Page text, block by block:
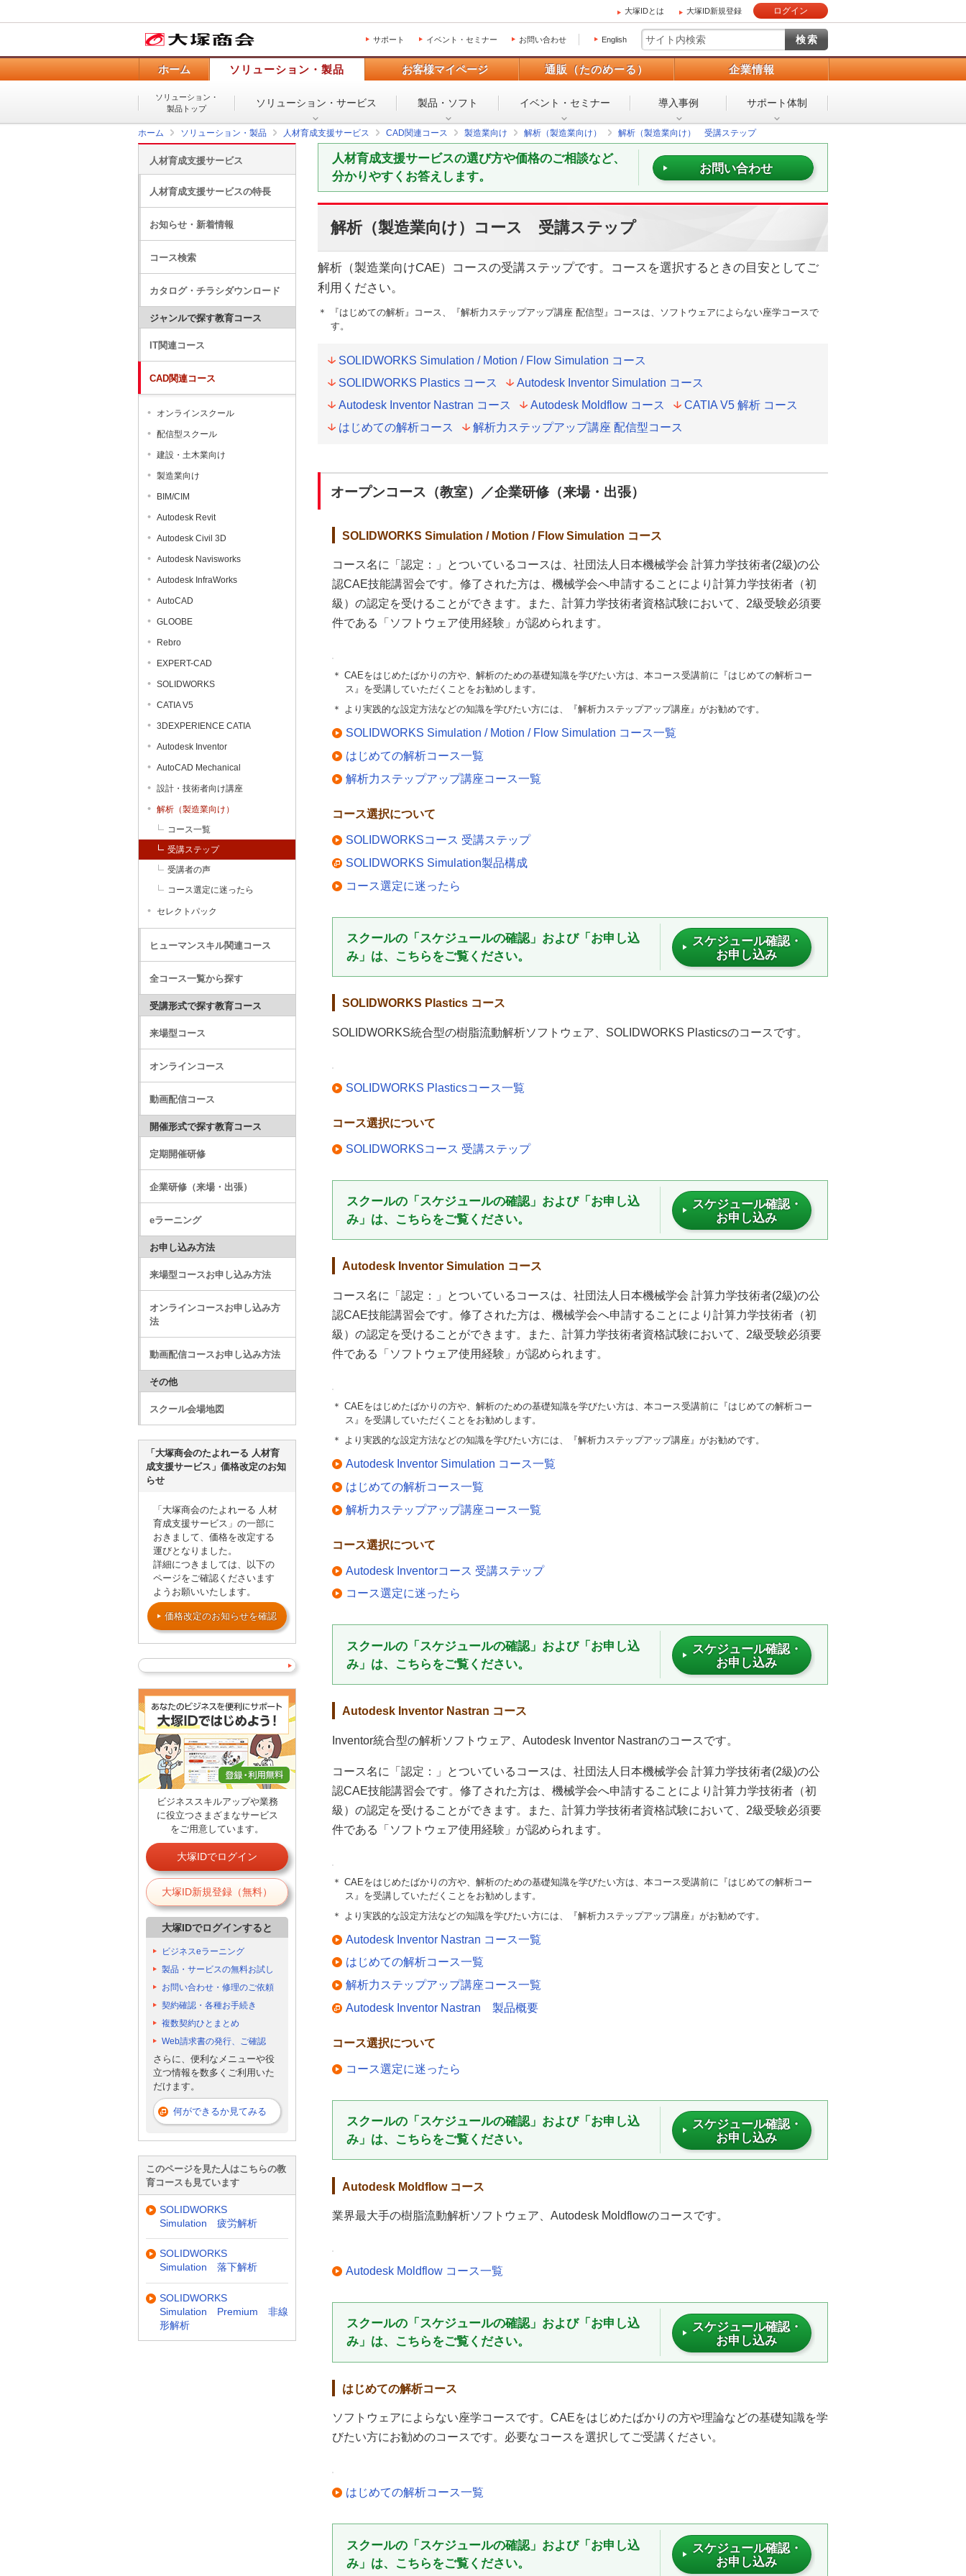
大塚IDとは 大塚ID新規登録 ログイン
サポート イベント・セミナー お問い合わせ English
ホーム ソリューション・製品 お客様マイページ 通販（たのめーる） 企業情報
ソリューション・
製品トップ
ソリューション・ サービス 製品・ソフト イベント・ セミナー 導入事例 サポート体制
ホーム ソリューション・製品 人材育成支援サービス CAD関連コース 製造業向け 解析（製造業向け） 解析（製造業向け） 受講ステップ
人材育成支援サービスの選び方や価格のご相談など、
分かりやすくお答えします。
お問い合わせ
解析（製造業向け）コース 受講ステップ
解析（製造業向けCAE）コースの受講ステップです。コースを選択するときの目安としてご
利用ください。
＊ 『はじめての解析』コース、『解析力ステップアップ講座 配信型』コースは、ソフトウェアによらない座学コースで
す。
SOLIDWORKS Simulation / Motion / Flow Simulation コース
SOLIDWORKS Plastics コース
Autodesk Inventor Simulation コース
Autodesk Inventor Nastran コース
Autodesk Moldflow コース
CATIA V5 解析 コース
はじめての解析コース
解析力ステップアップ講座 配信型コース
オープンコース（教室）／企業研修（来場・出張）
SOLIDWORKS Simulation / Motion / Flow Simulation コース
コース名に「認定：」とついているコースは、社団法人日本機械学会 計算力学技術者(2級)の公
認CAE技能講習会です。修了された方は、機械学会へ申請することにより計算力学技術者（初
級）の認定を受けることができます。また、計算力学技術者資格試験において、2級受験必須要
件である「ソフトウェア使用経験」が認められます。
＊ CAEをはじめたばかりの方や、解析のための基礎知識を学びたい方は、本コース受講前に『はじめての解析コー
ス』を受講していただくことをお勧めします。
＊ より実践的な設定方法などの知識を学びたい方には、『解析力ステップアップ講座』がお勧めです。
SOLIDWORKS Simulation / Motion / Flow Simulation コース一覧
はじめての解析コース一覧
解析力ステップアップ講座コース一覧
コース選択について
SOLIDWORKSコース 受講ステップ
SOLIDWORKS Simulation製品構成
コース選定に迷ったら
スクールの「スケジュールの確認」および「お申し込
み」は、こちらをご覧ください。
スケジュール確認・
お申し込み
SOLIDWORKS Plastics コース
SOLIDWORKS統合型の樹脂流動解析ソフトウェア、SOLIDWORKS Plasticsのコースです。
SOLIDWORKS Plasticsコース一覧
コース選択について
SOLIDWORKSコース 受講ステップ
スクールの「スケジュールの確認」および「お申し込
み」は、こちらをご覧ください。
スケジュール確認・
お申し込み
Autodesk Inventor Simulation コース
コース名に「認定：」とついているコースは、社団法人日本機械学会 計算力学技術者(2級)の公
認CAE技能講習会です。修了された方は、機械学会へ申請することにより計算力学技術者（初
級）の認定を受けることができます。また、計算力学技術者資格試験において、2級受験必須要
件である「ソフトウェア使用経験」が認められます。
＊ CAEをはじめたばかりの方や、解析のための基礎知識を学びたい方は、本コース受講前に『はじめての解析コー
ス』を受講していただくことをお勧めします。
＊ より実践的な設定方法などの知識を学びたい方には、『解析力ステップアップ講座』がお勧めです。
Autodesk Inventor Simulation コース一覧
はじめての解析コース一覧
解析力ステップアップ講座コース一覧
コース選択について
Autodesk Inventorコース 受講ステップ
コース選定に迷ったら
スクールの「スケジュールの確認」および「お申し込
み」は、こちらをご覧ください。
スケジュール確認・
お申し込み
Autodesk Inventor Nastran コース
Inventor統合型の解析ソフトウェア、Autodesk Inventor Nastranのコースです。
コース名に「認定：」とついているコースは、社団法人日本機械学会 計算力学技術者(2級)の公
認CAE技能講習会です。修了された方は、機械学会へ申請することにより計算力学技術者（初
級）の認定を受けることができます。また、計算力学技術者資格試験において、2級受験必須要
件である「ソフトウェア使用経験」が認められます。
＊ CAEをはじめたばかりの方や、解析のための基礎知識を学びたい方は、本コース受講前に『はじめての解析コー
ス』を受講していただくことをお勧めします。
＊ より実践的な設定方法などの知識を学びたい方には、『解析力ステップアップ講座』がお勧めです。
Autodesk Inventor Nastran コース一覧
はじめての解析コース一覧
解析力ステップアップ講座コース一覧
Autodesk Inventor Nastran 製品概要
コース選択について
コース選定に迷ったら
スクールの「スケジュールの確認」および「お申し込
み」は、こちらをご覧ください。
スケジュール確認・
お申し込み
Autodesk Moldflow コース
業界最大手の樹脂流動解析ソフトウェア、Autodesk Moldflowのコースです。
Autodesk Moldflow コース一覧
スクールの「スケジュールの確認」および「お申し込
み」は、こちらをご覧ください。
スケジュール確認・
お申し込み
はじめての解析コース
ソフトウェアによらない座学コースです。CAEをはじめたばかりの方や理論などの基礎知識を学
びたい方にお勧めのコースです。必要なコースを選択してご受講ください。
はじめての解析コース一覧
スクールの「スケジュールの確認」および「お申し込
み」は、こちらをご覧ください。
スケジュール確認・
お申し込み
人材育成支援サービス
人材育成支援サービスの特長
お知らせ・新着情報
コース検索
カタログ・チラシダウンロード
ジャンルで探す教育コース
IT関連コース
CAD関連コース
オンラインスクール
配信型スクール
建設・土木業向け
製造業向け
BIM/CIM
Autodesk Revit
Autodesk Civil 3D
Autodesk Navisworks
Autodesk InfraWorks
AutoCAD
GLOOBE
Rebro
EXPERT-CAD
SOLIDWORKS
CATIA V5
3DEXPERIENCE CATIA
Autodesk Inventor
AutoCAD Mechanical
設計・技術者向け講座
解析（製造業向け）
コース一覧
受講ステップ
受講者の声
コース選定に迷ったら
セレクトパック
ヒューマンスキル関連コース
全コース一覧から探す
受講形式で探す教育コース
来場型コース
オンラインコース
動画配信コース
開催形式で探す教育コース
定期開催研修
企業研修（来場・出張）
eラーニング
お申し込み方法
来場型コースお申し込み方法
オンラインコースお申し込み方
法
動画配信コースお申し込み方法
その他
スクール会場地図
「大塚商会のたよれーる 人材育
成支援サービス」価格改定のお知
らせ
「大塚商会のたよれーる 人材
育成支援サービス」の一部に
おきまして、価格を改定する
運びとなりました。
詳細につきましては、以下の
ページをご確認くださいます
ようお願いいたします。
価格改定のお知らせを確認
ビジネススキルアップや業務
に役立つさまざまなサービス
をご用意しています。
大塚IDでログイン
大塚ID新規登録（無料）
大塚IDでログインすると
ビジネスeラーニング
製品・サービスの無料お試し
お問い合わせ・修理のご依頼
契約確認・各種お手続き
複数契約ひとまとめ
Web請求書の発行、ご確認
さらに、便利なメニューや役
立つ情報を数多くご利用いた
だけます。
何ができるか見てみる
このページを見た人はこちらの教
育コースも見ています
SOLIDWORKS
Simulation 疲労解析
SOLIDWORKS
Simulation 落下解析
SOLIDWORKS
Simulation Premium 非線
形解析